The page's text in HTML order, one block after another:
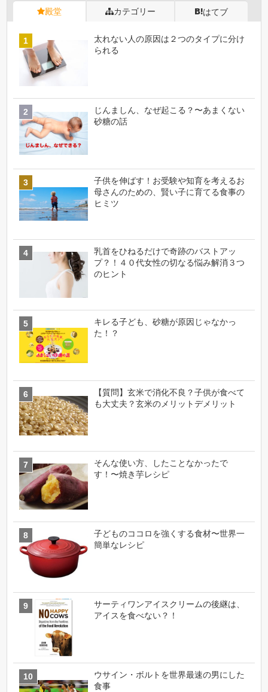
殿堂 カテゴリー はてブ
太れない人の原因は２つのタイプに分け
られる
じんましん、なぜ起こる？〜あまくない
砂糖の話
子供を伸ばす！お受験や知育を考えるお
母さんのための、賢い子に育てる食事の
ヒミツ
乳首をひねるだけで奇跡のバストアッ
プ？！４０代女性の切なる悩み解消３つ
のヒント
キレる子ども、砂糖が原因じゃなかっ
た！？
【質問】玄米で消化不良？子供が食べて
も大丈夫？玄米のメリットデメリット
そんな使い方、したことなかったで
す！〜焼き芋レシピ
子どものココロを強くする食材〜世界一
簡単なレシピ
サーティワンアイスクリームの後継は、
アイスを食べない？！
ウサイン・ボルトを世界最速の男にした
食事